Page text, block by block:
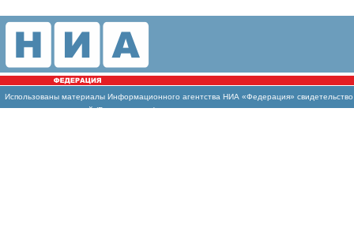
Использованы материалы Информационного агентства НИА «Федерация»
массовых коммуникаций (Роскомнадзор)